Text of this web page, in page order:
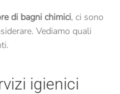
di bagni chimici, ci sono
Vediamo quali
igienici